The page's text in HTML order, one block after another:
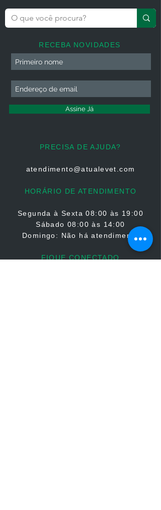
RECEBA NOVIDADES
Assine Já
PRECISA DE AJUDA?
atendimento@atualevet.com
HORÁRIO DE ATENDIMENTO
Segunda à Sexta08:00 às 19:00
Sábado 08:00 às 14:00
Domingo: Não há atendimento
FIQUE CONECTADO